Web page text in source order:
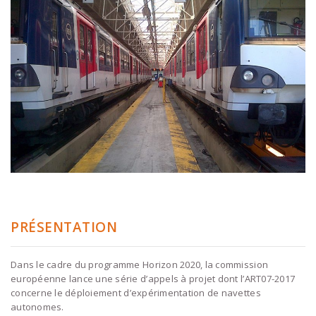
PRÉSENTATION
Dans le cadre du programme Horizon 2020, la commission
européenne lance une série d’appels à projet dont l’ART07-2017
concerne le déploiement d’expérimentation de navettes
autonomes.